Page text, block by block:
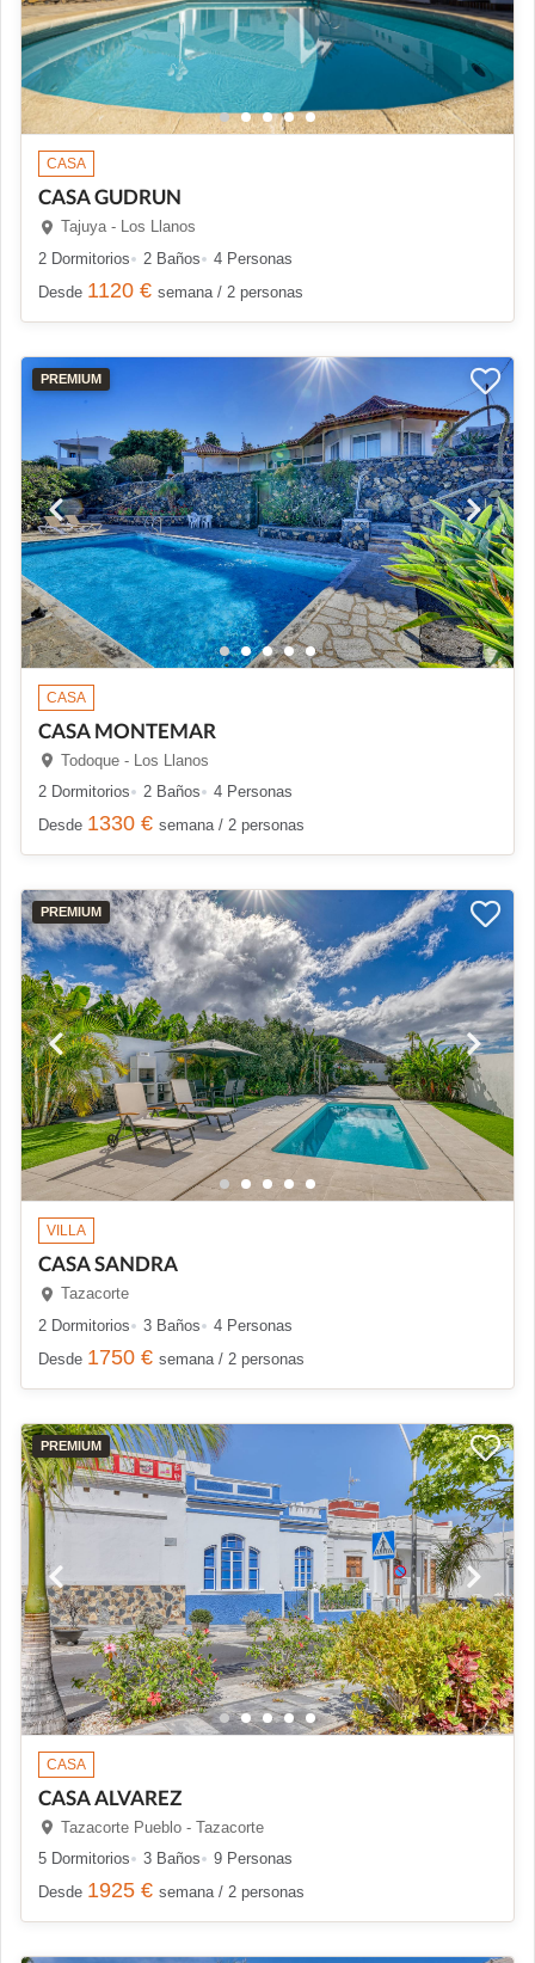
CASA
CASA GUDRUN
Tajuya - Los Llanos
2 Dormitorios
2 Baños
4 Personas
Desde 1120 € semana / 2 personas
PREMIUM
CASA
CASA MONTEMAR
Todoque - Los Llanos
2 Dormitorios
2 Baños
4 Personas
Desde 1330 € semana / 2 personas
PREMIUM
VILLA
CASA SANDRA
Tazacorte
2 Dormitorios
3 Baños
4 Personas
Desde 1750 € semana / 2 personas
PREMIUM
CASA
CASA ALVAREZ
Tazacorte Pueblo - Tazacorte
5 Dormitorios
3 Baños
9 Personas
Desde 1925 € semana / 2 personas